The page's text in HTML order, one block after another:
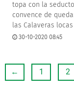
topa con la
convence de
las Calaveras
30-10-2020 08:45
← 1 2